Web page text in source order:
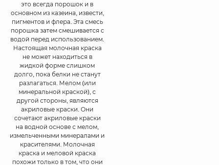
это всегда порошок и в
основном из казеина, извести,
пигментов и флера. Эта смесь
порошка затем смешивается с
водой перед использованием.
Настоящая молочная краска
не может находиться в
жидкой форме слишком
долго, пока белки не станут
разлагаться. Мелом (или
минеральной краской), с
другой стороны, являются
акриловые краски. Они
сочетают акриловые краски
на водной основе с мелом,
измельченными минералами и
красителями. Молочная
краска и меловой краска
похожи только в том, что они